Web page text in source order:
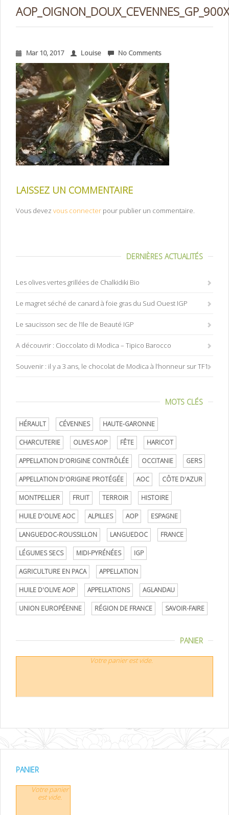
Mar 10, 2017 Louise No Comments
LAISSEZ UN COMMENTAIRE
Vous devez vous connecter pour publier un commentaire.
DERNIÈRES ACTUALITÉS
Les olives vertes grillées de Chalkidiki Bio
Le magret séché de canard à foie gras du Sud Ouest IGP
Le saucisson sec de l’Ile de Beauté IGP
A découvrir : Cioccolato di Modica – Tipico Barocco
Souvenir : il y a 3 ans, le chocolat de Modica à l’honneur sur TF1
MOTS CLÉS
HÉRAULT CÉVENNES HAUTE-GARONNE
CHARCUTERIE OLIVES AOP FÊTE HARICOT
APPELLATION D'ORIGINE CONTRÔLÉE OCCITANIE GERS
APPELLATION D'ORIGINE PROTÉGÉE AOC CÔTE D'AZUR
MONTPELLIER FRUIT TERROIR HISTOIRE
HUILE D'OLIVE AOC ALPILLES AOP ESPAGNE
LANGUEDOC-ROUSSILLON LANGUEDOC FRANCE
LÉGUMES SECS MIDI-PYRÉNÉES IGP
AGRICULTURE EN PACA APPELLATION
HUILE D'OLIVE AOP APPELLATIONS AGLANDAU
UNION EUROPÉENNE RÉGION DE FRANCE SAVOIR-FAIRE
PANIER
Votre panier est vide.
PANIER
Votre panier
est vide.